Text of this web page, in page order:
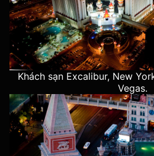
Khách sạn Excalibur, New
Vegas.